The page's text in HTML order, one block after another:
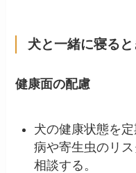
犬と一緒に寝る
健康面の配慮
犬の健康状態を
病や寄生虫のリ
相談する。